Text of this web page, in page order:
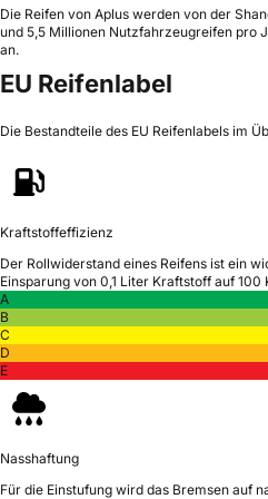
Die Reifen von Aplus werden von der
und 5,5 Millionen Nutzfahrzeugreifen pro
an.
EU Reifenlabel
Die Bestandteile des EU Reifenlabels im
Kraftstoffeffizienz
Der Rollwiderstand eines Reifens ist ein
Einsparung von 0,1 Liter Kraftstoff auf 100
A
B
C
D
E
Nasshaftung
Für die Einstufung wird das Bremsen auf